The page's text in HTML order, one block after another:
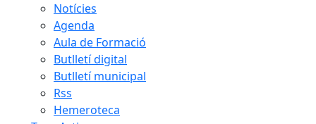
Notícies
Agenda
Aula de Formació
Butlletí digital
Butlletí municipal
Rss
Hemeroteca